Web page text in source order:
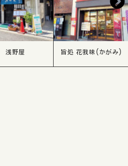
浅野屋 旨処 花我味(かがみ)